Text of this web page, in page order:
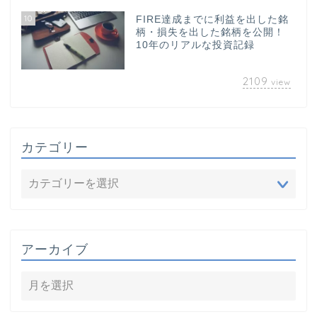
10
FIRE達成までに利益を出した銘
柄・損失を出した銘柄を公開！
10年のリアルな投資記録
2109 view
カテゴリー
アーカイブ